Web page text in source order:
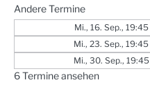
Andere Termine
Mi., 16. Sep., 19:45
Mi., 23. Sep., 19:45
Mi., 30. Sep., 19:45
6 Termine ansehen